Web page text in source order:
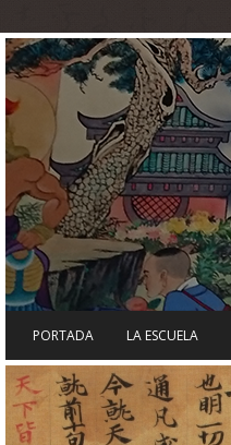
PORTADA LA ESCUELA